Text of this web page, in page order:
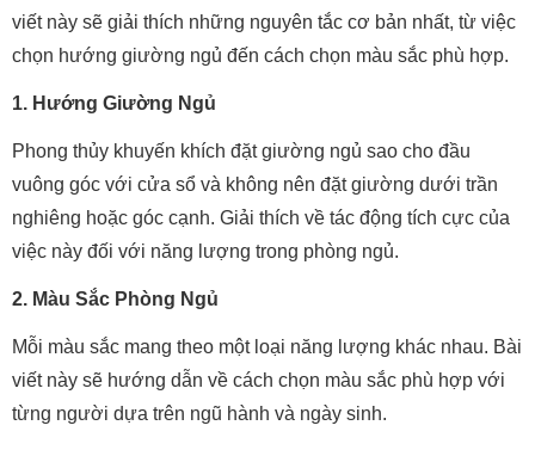
viết này sẽ giải thích những nguyên tắc cơ bản nhất, từ việc
chọn hướng giường ngủ đến cách chọn màu sắc phù hợp.
1. Hướng Giường Ngủ
Phong thủy khuyến khích đặt giường ngủ sao cho đầu
vuông góc với cửa sổ và không nên đặt giường dưới trần
nghiêng hoặc góc cạnh. Giải thích về tác động tích cực của
việc này đối với năng lượng trong phòng ngủ.
2. Màu Sắc Phòng Ngủ
Mỗi màu sắc mang theo một loại năng lượng khác nhau. Bài
viết này sẽ hướng dẫn về cách chọn màu sắc phù hợp với
từng người dựa trên ngũ hành và ngày sinh.